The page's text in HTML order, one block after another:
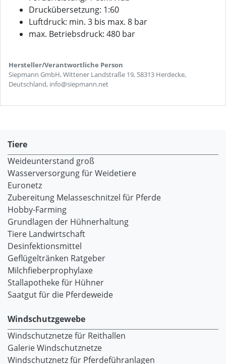
Druckübersetzung: 1:60
Luftdruck: min. 3 bis max. 8 bar
max. Betriebsdruck: 480 bar
Hersteller/Verantwortliche Person
Siepmann GmbH, Wittener Landstraße 19, 58313 Herdecke,
Deutschland, info@siepmann.net
Tiere
Weideunterstand groß
Wasserversorgung für Weidetiere
Euronetz
Zubereitung Melasseschnitzel für Pferde
Hobby-Farming
Grundlagen der Hühnerhaltung
Tiere Landwirtschaft
Desinfektionsmittel
Geflügeltränken Ratgeber
Milchfieberprophylaxe
Stallapotheke für Hühner
Saatgut für die Pferdeweide
Windschutzgewebe
Windschutznetze für Reithallen
Galerie Windschutznetze
Windschutznetz für Pferdeführanlagen